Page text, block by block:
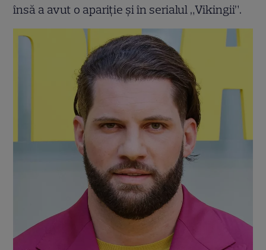
însă a avut o apariție și în serialul „Vikingii”.